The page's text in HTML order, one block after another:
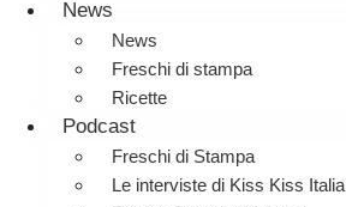
News
News
Freschi di stampa
Ricette
Podcast
Freschi di Stampa
Le interviste di Kiss Kiss Italia